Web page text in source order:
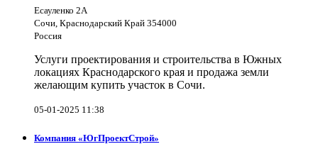
Есауленко 2А
Сочи, Краснодарский Край 354000
Россия
Услуги проектирования и строительства в Южных
локациях Краснодарского края и продажа земли
желающим купить участок в Сочи.
05-01-2025 11:38
Компания «ЮгПроектСтрой»